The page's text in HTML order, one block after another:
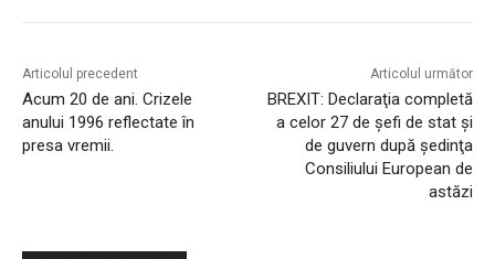
Articolul precedent
Acum 20 de ani. Crizele
anului 1996 reflectate în
presa vremii.
Articolul următor
BREXIT: Declaraţia completă
a celor 27 de şefi de stat şi
de guvern după şedinţa
Consiliului European de
astăzi